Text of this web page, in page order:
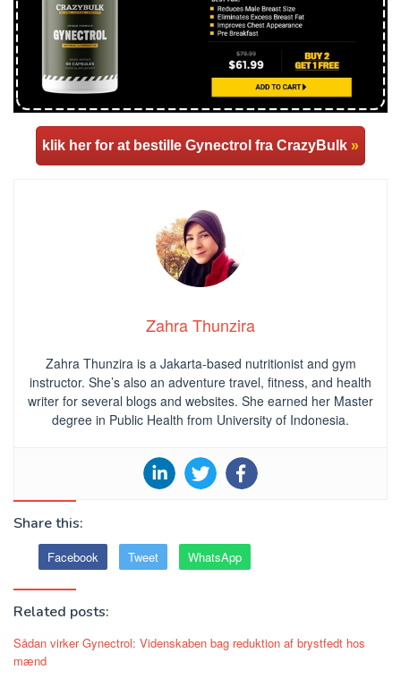
klik her for at bestille Gynectrol fra CrazyBulk »
Zahra Thunzira
Zahra Thunzira is a Jakarta-based nutritionist and gym
instructor. She’s also an adventure travel, fitness, and health
writer for several blogs and websites. She earned her Master
degree in Public Health from University of Indonesia.
Share this:
Facebook Tweet WhatsApp
Related posts:
Sådan virker Gynectrol: Videnskaben bag reduktion af brystfedt hos
mænd